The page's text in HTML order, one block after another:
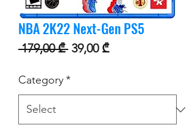
NBA 2K22 Next-Gen PS5
179,00 ₾ Regular Price
39,00 ₾Sale Price
Category*